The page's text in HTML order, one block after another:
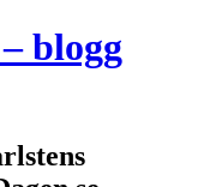
blogg